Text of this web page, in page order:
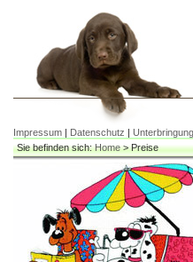
Impressum | Datenschutz |
Sie befinden sich:Home >Preise